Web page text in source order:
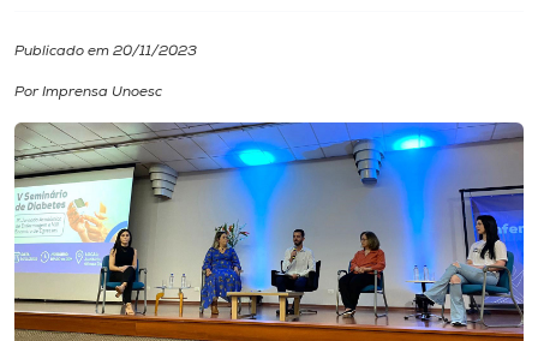
Internacionalização
I.nova
Diplomados
Cultura
Publicado em 20/11/2023
Por Imprensa Unoesc